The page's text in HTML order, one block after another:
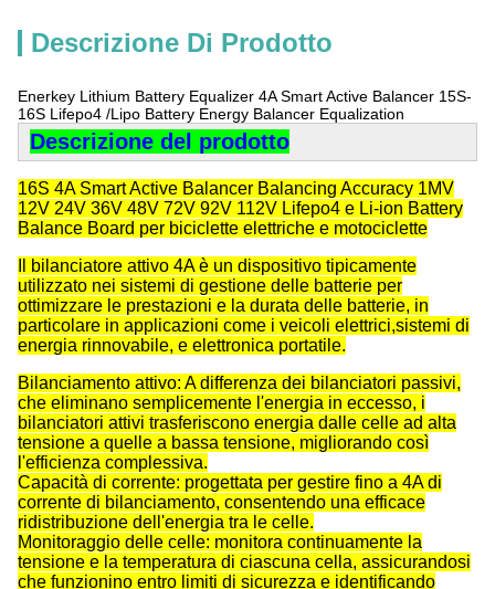
Descrizione Di Prodotto
Enerkey Lithium Battery Equalizer 4A Smart Active Balancer 15S-
16S Lifepo4 /Lipo Battery Energy Balancer Equalization
Descrizione del prodotto
16S 4A Smart Active Balancer Balancing Accuracy 1MV
12V 24V 36V 48V 72V 92V 112V Lifepo4 e Li-ion Battery
Balance Board per biciclette elettriche e motociclette
Il bilanciatore attivo 4A è un dispositivo tipicamente
utilizzato nei sistemi di gestione delle batterie per
ottimizzare le prestazioni e la durata delle batterie, in
particolare in applicazioni come i veicoli elettrici,sistemi di
energia rinnovabile, e elettronica portatile.
Bilanciamento attivo: A differenza dei bilanciatori passivi,
che eliminano semplicemente l'energia in eccesso, i
bilanciatori attivi trasferiscono energia dalle celle ad alta
tensione a quelle a bassa tensione, migliorando così
l'efficienza complessiva.
Capacità di corrente: progettata per gestire fino a 4A di
corrente di bilanciamento, consentendo una efficace
ridistribuzione dell'energia tra le celle.
Monitoraggio delle celle: monitora continuamente la
tensione e la temperatura di ciascuna cella, assicurandosi
che funzionino entro limiti di sicurezza e identificando